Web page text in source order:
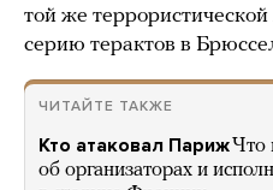
той же
серию терактов в
ЧИТАЙТЕ ТАКЖЕ
Кто атаковал ПарижЧто
об организаторах и